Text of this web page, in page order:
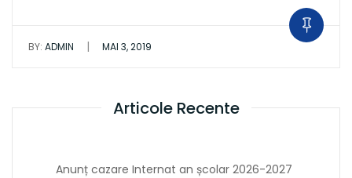
BY: ADMIN | MAI 3, 2019
Articole Recente
Anunț cazare Internat an școlar 2026-2027